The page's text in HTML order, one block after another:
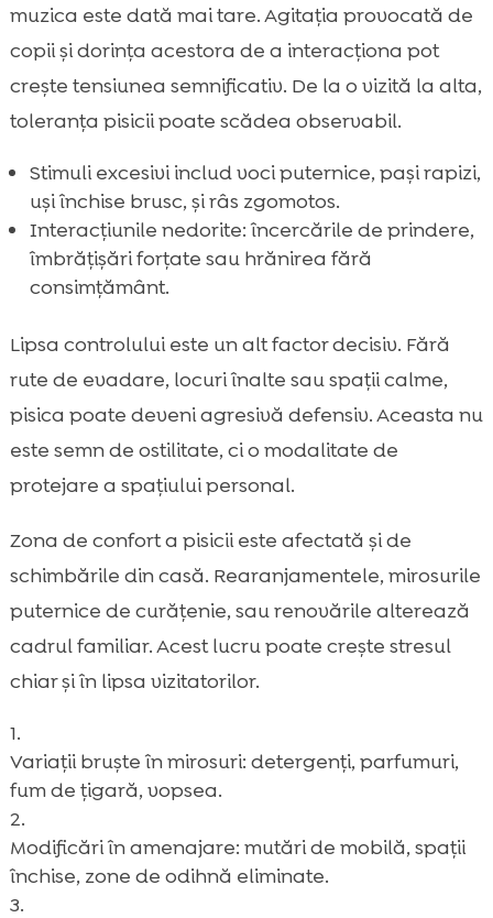
muzica este dată mai tare. Agitația provocată de
copii și dorința acestora de a interacționa pot
crește tensiunea semnificativ. De la o vizită la alta,
toleranța pisicii poate scădea observabil.
Stimuli excesivi includ voci puternice, pași rapizi,
uși închise brusc, și râs zgomotos.
Interacțiunile nedorite: încercările de prindere,
îmbrățișări forțate sau hrănirea fără
consimțământ.
Lipsa controlului este un alt factor decisiv. Fără
rute de evadare, locuri înalte sau spații calme,
pisica poate deveni agresivă defensiv. Aceasta nu
este semn de ostilitate, ci o modalitate de
protejare a spațiului personal.
Zona de confort a pisicii este afectată și de
schimbările din casă. Rearanjamentele, mirosurile
puternice de curățenie, sau renovările alterează
cadrul familiar. Acest lucru poate crește stresul
chiar și în lipsa vizitatorilor.
Variații bruște în mirosuri: detergenți, parfumuri,
fum de țigară, vopsea.
Modificări în amenajare: mutări de mobilă, spații
închise, zone de odihnă eliminate.